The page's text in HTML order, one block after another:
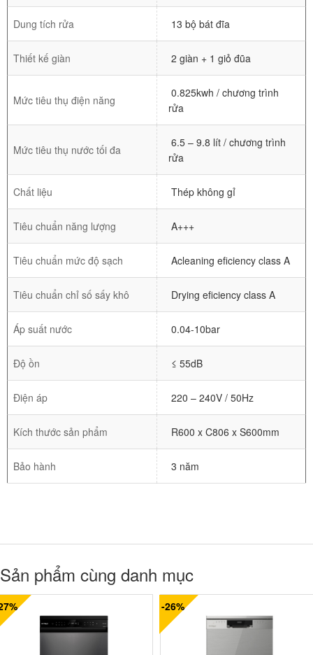
Dung tích rửa 13 bộ bát đĩa
Thiết kế giàn 2 giàn + 1 giỏ đũa
Mức tiêu thụ điện năng
0.825kwh / chương trình
rửa
Mức tiêu thụ nước tối đa
6.5 – 9.8 lít / chương trình
rửa
Chất liệu Thép không gỉ
Tiêu chuẩn năng lượng A+++
Tiêu chuẩn mức độ sạch Acleaning eficiency class A
Tiêu chuẩn chỉ số sấy khô Drying eficiency class A
Áp suất nước 0.04-10bar
Độ ồn ≤ 55dB
Điện áp 220 – 240V / 50Hz
Kích thước sản phẩm R600 x C806 x S600mm
Bảo hành 3 năm
Sản phẩm cùng danh mục
-26%